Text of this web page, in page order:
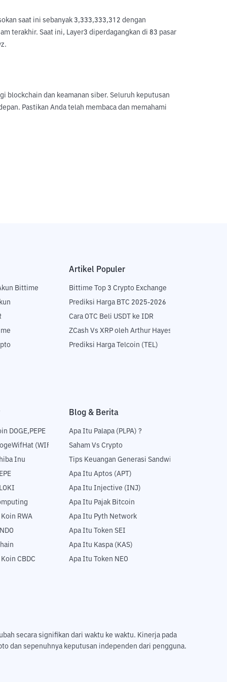
saat ini sebanyak 3,333,333,312 dengan
terakhir. Saat ini, Layer3 diperdagangkan di 83 pasar
dan keamanan siber. Seluruh keputusan
Pastikan Anda telah membaca dan memahami
Bittime
Artikel Populer
Bittime Top 3 Crypto Exchange
Prediksi Harga BTC 2025-2026
Cara OTC Beli USDT ke IDR
ZCash Vs XRP oleh Arthur Hayes
Prediksi Harga Telcoin (TEL)
DOGE,PEPE
(WIF)
Inu
RWA
CBDC
Blog & Berita
Apa Itu Palapa (PLPA) ?
Saham Vs Crypto
Tips Keuangan Generasi Sandwich
Apa Itu Aptos (APT)
Apa Itu Injective (INJ)
Apa Itu Pajak Bitcoin
Apa Itu Pyth Network
Apa Itu Token SEI
Apa Itu Kaspa (KAS)
Apa Itu Token NEO
secara signifikan dari waktu ke waktu. Kinerja pada
dan sepenuhnya keputusan independen dari pengguna.